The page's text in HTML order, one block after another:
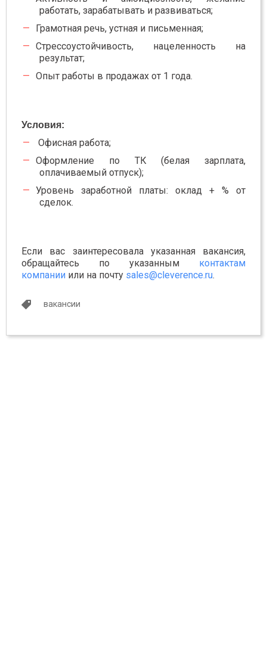
работать, зарабатывать и развиваться;
Грамотная речь, устная и письменная;
Стрессоустойчивость, нацеленность на
результат;
Опыт работы в продажах от 1 года.
Условия:
Офисная работа;
Оформление по ТК (белая зарплата,
оплачиваемый отпуск);
Уровень заработной платы: оклад + % от
сделок.
Если вас заинтересовала указанная вакансия,
обращайтесь по указанным контактам
компании или на почту sales@cleverence.ru.
вакансии